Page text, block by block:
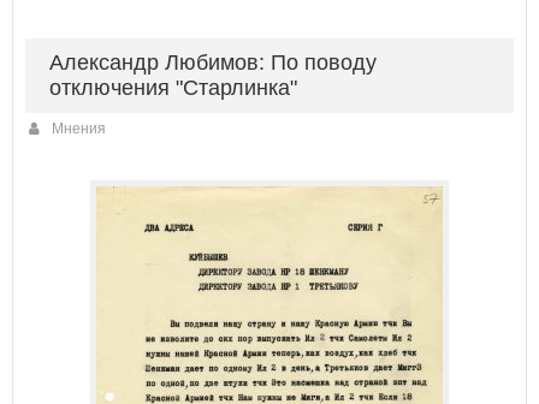
Александр Любимов: По поводу
отключения "Старлинка"
Мнения